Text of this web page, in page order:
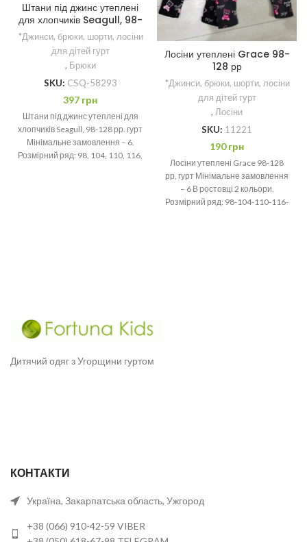
Штани під джинс утеплені
для хлопчиків Seagull, 98-
128 рр.
*Джинси, брюки, шорти, лосіни
для дітей гурт
, Брюки
SKU: CSQ-58293
397 грн
Штани під джинс утеплені для
хлопчиків Seagull, 98-128 рр. гурт
Мінімальне замовлення – 6.
Розмірний ряд: 98, 104, 110, 116,
Лосіни утеплені Grace 98-
128 рр
*Джинси, брюки, шорти, лосіни
для дітей гурт
, Лосіни
SKU: 11221
190грн
Лосіни утеплені Grace 98-128
рр, гурт Мінімальне замовлення
– 6 В ростовці 2 кольори.
Розмірний ряд: 98-104-110-116-
Дитячий одяг з Угорщини гуртом
КОНТАКТИ
Україна, Закарпатська область, Ужгород
+38 (066) 910-42-59 VIBER